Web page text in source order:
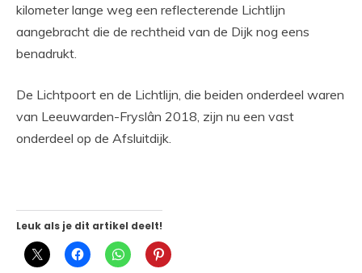
kilometer lange weg een reflecterende Lichtlijn
aangebracht die de rechtheid van de Dijk nog eens
benadrukt.
De Lichtpoort en de Lichtlijn, die beiden onderdeel waren
van Leeuwarden-Fryslân 2018, zijn nu een vast
onderdeel op de Afsluitdijk.
Leuk als je dit artikel deelt!